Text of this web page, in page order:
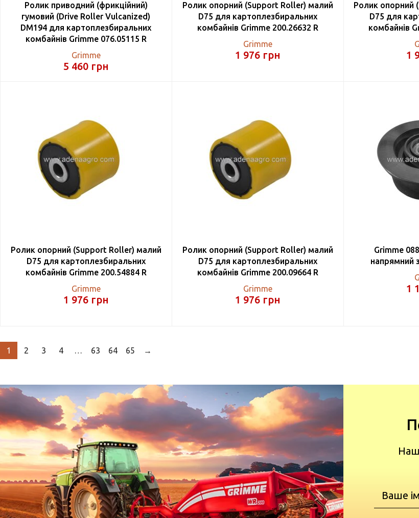
Ролик приводний (фрикційний)
гумовий (Drive Roller Vulcanized)
DM194 для картоплезбиральних
комбайнів Grimme 076.05115 R
Grimme
5 460 грн
Ролик опорний (Support Roller) малий
D75 для картоплезбиральних
комбайнів Grimme 200.26632 R
Grimme
1 976 грн
Ролик опорний
D75 для
комбайнів
1
Ролик опорний (Support Roller) малий
D75 для картоплезбиральних
комбайнів Grimme 200.54884 R
Grimme
1 976 грн
Ролик опорний (Support Roller) малий
D75 для картоплезбиральних
комбайнів Grimme 200.09664 R
Grimme
1 976 грн
Grimme
напрямний
1
1 2 3 4 63 64 65 →